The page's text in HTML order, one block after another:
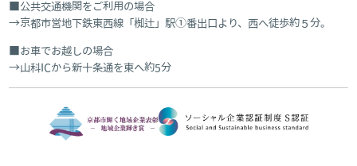
公共交通機関をご利用の場合
京都市営地下鉄東西線「椥辻」駅①番出口より、西へ徒歩約５分。
お車でお越しの場合
山科ICから新十条通を東へ約5分